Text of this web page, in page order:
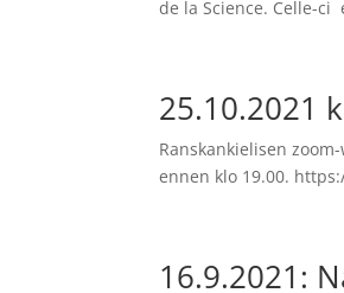
de la Science. Celle-
25.10.2021
Ranskankielisen
ennen klo 19.00.
16.9.2021: